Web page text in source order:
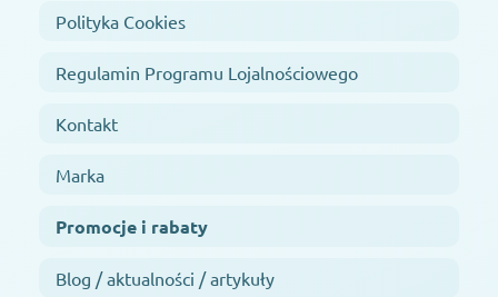
Polityka Cookies
Regulamin Programu Lojalnościowego
Kontakt
Marka
Promocje i rabaty
Blog / aktualności / artykuły